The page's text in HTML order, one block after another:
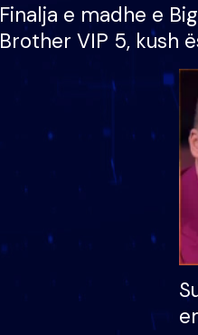
Finalja e madhe e Big
Brother VIP 5, kush
banori i parë që lë
dhe humb
të fituar çmimin e